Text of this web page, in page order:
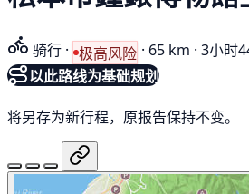
骑行 · 极高风险 · 65 km · 3小时
以此路线为基础规划
将另存为新行程，原报告保持不变。